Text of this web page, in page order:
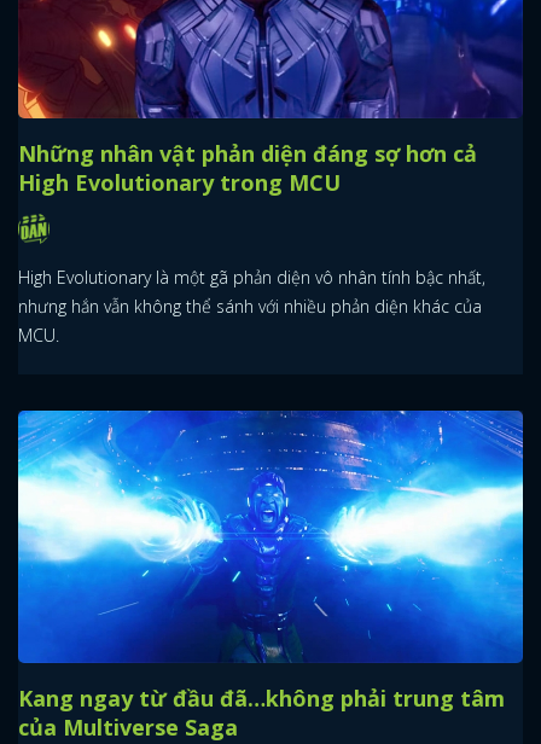
Những nhân vật phản diện đáng sợ hơn cả
High Evolutionary trong MCU
High Evolutionary là một gã phản diện vô nhân tính bậc nhất,
nhưng hắn vẫn không thể sánh với nhiều phản diện khác của
MCU.
Kang ngay từ đầu đã…không phải trung tâm
của Multiverse Saga